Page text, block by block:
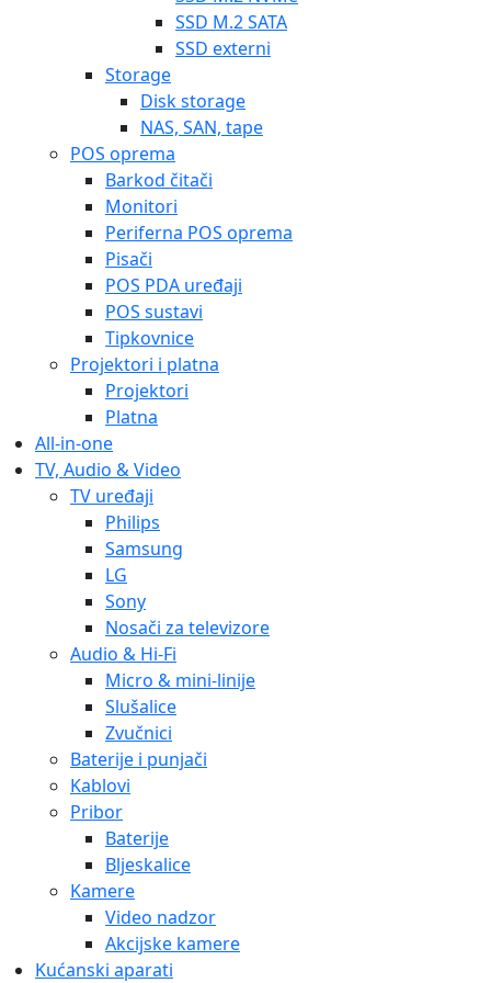
SSD M.2 SATA
SSD externi
Storage
Disk storage
NAS, SAN, tape
POS oprema
Barkod čitači
Monitori
Periferna POS oprema
Pisači
POS PDA uređaji
POS sustavi
Tipkovnice
Projektori i platna
Projektori
Platna
All-in-one
TV, Audio & Video
TV uređaji
Philips
Samsung
LG
Sony
Nosači za televizore
Audio & Hi-Fi
Micro & mini-linije
Slušalice
Zvučnici
Baterije i punjači
Kablovi
Pribor
Baterije
Bljeskalice
Kamere
Video nadzor
Akcijske kamere
Kućanski aparati